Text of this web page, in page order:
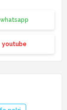
whatsapp
youtube